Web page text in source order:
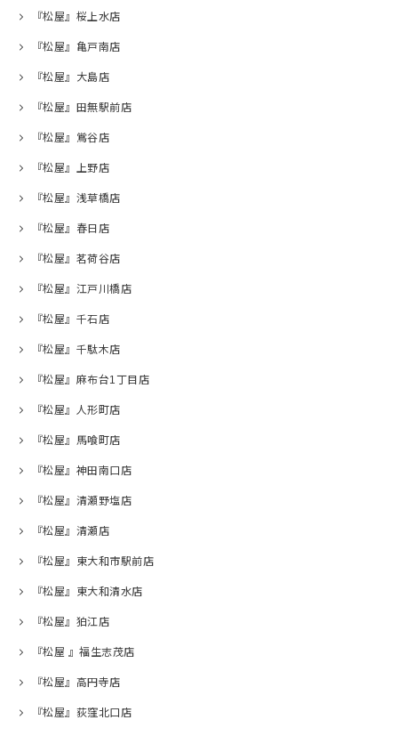
『松屋』桜上水店
『松屋』亀戸南店
『松屋』大島店
『松屋』田無駅前店
『松屋』鴬谷店
『松屋』上野店
『松屋』浅草橋店
『松屋』春日店
『松屋』茗荷谷店
『松屋』江戸川橋店
『松屋』千石店
『松屋』千駄木店
『松屋』麻布台1丁目店
『松屋』人形町店
『松屋』馬喰町店
『松屋』神田南口店
『松屋』清瀬野塩店
『松屋』清瀬店
『松屋』東大和市駅前店
『松屋』東大和清水店
『松屋』狛江店
『松屋 』福生志茂店
『松屋』高円寺店
『松屋』荻窪北口店